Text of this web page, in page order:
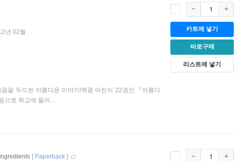
년 02월
을 두드린 아름다운 이야기!책콩 어린이 22권인 『아름다
으로 학교에 들어...
카트에 넣기
바로구매
리스트에 넣기
[ Paperback ]